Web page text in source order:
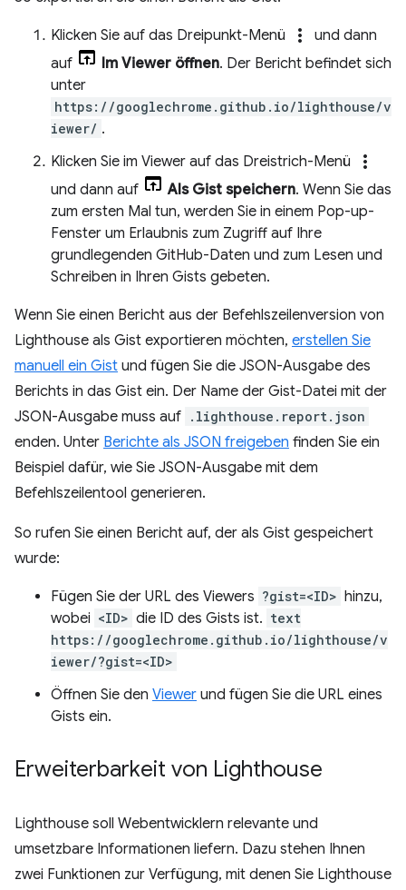
Klicken Sie auf das Dreipunkt-Menü more_vert
und dann
auf
Im Viewer öffnen. Der Bericht befindet sich
unter
https://googlechrome.github.io/lighthouse/v
iewer/ .
Klicken Sie im Viewer auf das Dreistrich-Menü
more_vert
und dann auf Als Gist speichern. Wenn Sie das
zum ersten Mal tun, werden Sie in einem Pop-up-
Fenster um Erlaubnis zum Zugriff auf Ihre
grundlegenden GitHub-Daten und zum Lesen und
Schreiben in Ihren Gists gebeten.
Wenn Sie einen Bericht aus der Befehlszeilenversion von
Lighthouse als Gist exportieren möchten, erstellen Sie
manuell ein Gist und fügen Sie die JSON-Ausgabe des
Berichts in das Gist ein. Der Name der Gist-Datei mit der
JSON-Ausgabe muss auf .lighthouse.report.json
enden. Unter Berichte als JSON freigeben finden Sie ein
Beispiel dafür, wie Sie JSON-Ausgabe mit dem
Befehlszeilentool generieren.
So rufen Sie einen Bericht auf, der als Gist gespeichert
wurde:
Fügen Sie der URL des Viewers ?gist=<ID> hinzu,
wobei <ID> die ID des Gists ist. text
https://googlechrome.github.io/lighthouse/v
iewer/?gist=<ID>
Öffnen Sie den Viewer und fügen Sie die URL eines
Gists ein.
Erweiterbarkeit von Lighthouse
Lighthouse soll Webentwicklern relevante und
umsetzbare Informationen liefern. Dazu stehen Ihnen
zwei Funktionen zur Verfügung, mit denen Sie Lighthouse